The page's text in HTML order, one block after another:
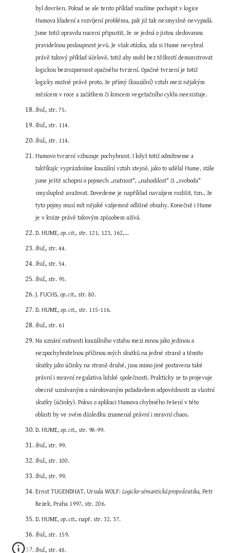
byl dovršen. Pokud se ale tento příklad snažíme pochopit v logice
Humova kladení a rozvíjení problému, pak již tak nesmyslně nevypadá.
Jsme totiž opravdu nuceni připustit, že se jedná o jistou sledovanou
pravidelnou posloupnost jevů. Je však otázka, zda si Hume nevybral
právě takový příklad účelově, totiž aby mohl bez těžkostí demonstrovat
logickou bezrozpornost opačného tvrzení. Opačné tvrzení je totiž
logicky možné právě proto, že přímý (kauzální) vztah mezi nějakým
měsícem v roce a začátkem či koncem vegetačního cyklu neexistuje.
Ibid., str. 75.
Ibid., str. 114.
Ibid., str. 114.
Humovo tvrzení vzbuzuje pochybnost. I když totiž odmítneme a
takříkajíc vyprázdníme kauzální vztah stejně, jako to udělal Hume, stále
jsme ještě schopni o pojmech „nutnost", „nahodilost" či „svoboda"
smysluplně uvažovat. Dovedeme je například navzájem rozlišit, tzn., že
tyto pojmy musí mít nějaké vzájemně odlišné obsahy. Konečně i Hume
je v knize právě takovým způsobem užívá.
D. HUME, op. cit., str. 121, 123, 162,...
Ibid., str. 44.
Ibid., str. 54.
Ibid., str. 95.
J. FUCHS, op. cit., str. 80.
D. HUME, op. cit., str. 115-116.
Ibid., str. 61
Na uznání nutnosti kauzálního vztahu mezi mnou jako jedinou a
nezpochybnitelnou příčinou mých skutků na jedné straně a těmito
skutky jako účinky na straně druhé, jsou mimo jiné postavena také
právní i mravní regulativa lidské společnosti. Prakticky se to projevuje
obecně uznávaným a nárokovaným požadavkem odpovědnosti za vlastní
skutky (účinky). Pokus o aplikaci Humova chybného řešení v této
oblasti by ve svém důsledku znamenal právní i mravní chaos.
D. HUME, op. cit., str. 98-99.
Ibid., str. 99.
Ibid., str. 100.
Ibid., str. 99.
Ernst TUGENDHAT, Ursula WOLF: Logicko-sémantická propedeutika, Petr
Rezek, Praha 1997, str. 206.
D. HUME, op. cit., např. str. 32, 37.
Ibid., str. 159.
Ibid., str. 48.